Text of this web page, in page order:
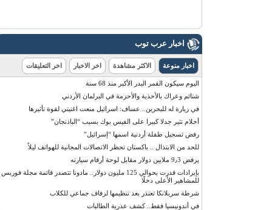
اخبار عرب توب
اخبار منوعة الاكثر مشاهدة اخر الاخبار اخر التعليقات
اليوم سيكون القمر البدر الأكبر منذ 68 سنة
شتائم وعراك بالأحذية والأحزمة في البرلمان الأردني
في زيارة له للبحرين.. عساف: اسرائيل منعت اغنيتي لقوة تأثيرها
أحلام تثير جدلا كبيرا على الفيس بوك بسبب “الباذنجان”
رفض تسجيل طفلة أردنية اسمها “إسرائيل”
للحد من الابتذال .. باكستان تحظر الاتصالات المجانية للهواتف ليلاً
يرفض 9٫3 ملايين دولار مقابل لوحة أرقام سيارته
بإيرادات قدرت بحوالي 125 مليون دولار.. مادونا تتصدر قائمة مجلة فوربس
للمشاهير الأعلى دخلًا
شرطة سريلانكا تعتذر بعد تنظيمها لزفاف جماعي للكلاب
في أندونيسيا فقط.. كشف عذرية الطالبات